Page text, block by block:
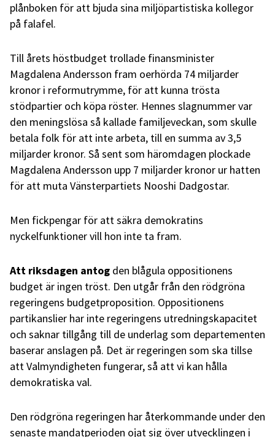
plånboken för att bjuda sina miljöpartistiska kollegor
på falafel.
Till årets höstbudget trollade finansminister
Magdalena Andersson fram oerhörda 74 miljarder
kronor i reformutrymme, för att kunna trösta
stödpartier och köpa röster. Hennes slagnummer var
den meningslösa så kallade familjeveckan, som skulle
betala folk för att inte arbeta, till en summa av 3,5
miljarder kronor. Så sent som häromdagen plockade
Magdalena Andersson upp 7 miljarder kronor ur hatten
för att muta Vänsterpartiets Nooshi Dadgostar.
Men fickpengar för att säkra demokratins
nyckelfunktioner vill hon inte ta fram.
Att riksdagen antog den blågula oppositionens
budget är ingen tröst. Den utgår från den rödgröna
regeringens budgetproposition. Oppositionens
partikanslier har inte regeringens utredningskapacitet
och saknar tillgång till de underlag som departementen
baserar anslagen på. Det är regeringen som ska tillse
att Valmyndigheten fungerar, så att vi kan hålla
demokratiska val.
Den rödgröna regeringen har återkommande under den
senaste mandatperioden ojat sig över utvecklingen i